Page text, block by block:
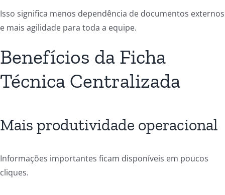
Isso significa menos dependência de documentos externos
e mais agilidade para toda a equipe.
Benefícios da Ficha
Técnica Centralizada
Mais produtividade operacional
Informações importantes ficam disponíveis em poucos
cliques.